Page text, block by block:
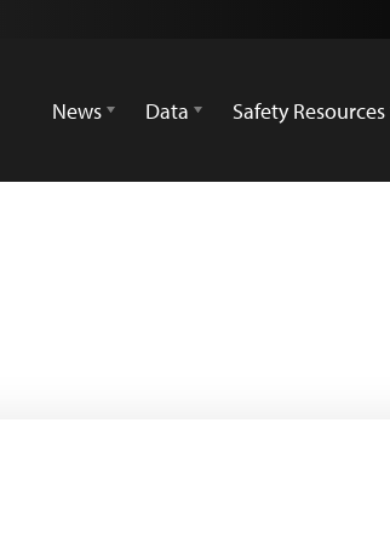
News
Data Safety Resources